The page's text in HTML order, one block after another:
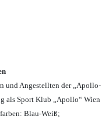
und Angestellten der „Apollo-
als Sport Klub „Apollo“ Wien
Blau-Weiß;